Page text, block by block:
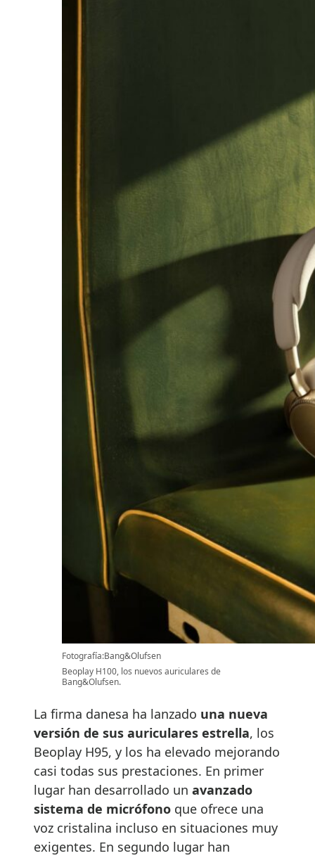
Fotografía:Bang&Olufsen
Beoplay H100, los nuevos auriculares de
Bang&Olufsen.
La firma danesa ha lanzado una nueva
versión de sus auriculares estrella, los
Beoplay H95, y los ha elevado mejorando
casi todas sus prestaciones. En primer
lugar han desarrollado un avanzado
sistema de micrófono que ofrece una
voz cristalina incluso en situaciones muy
exigentes. En segundo lugar han